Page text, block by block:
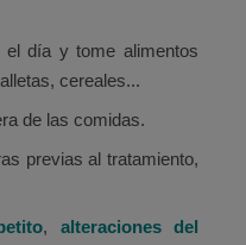
el día y tome alimentos
cereales...
de las comidas.
previas al tratamiento,
, alteraciones del